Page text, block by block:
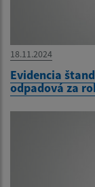
18.11.2024
Evidencia
odpadová za